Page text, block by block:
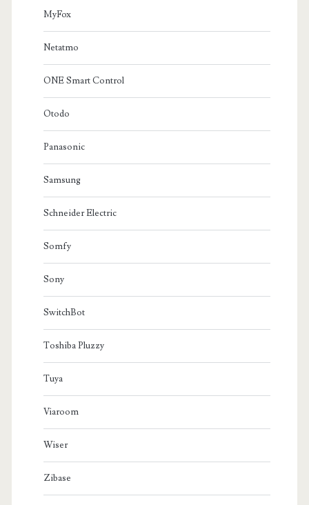
MyFox
Netatmo
ONE Smart Control
Otodo
Panasonic
Samsung
Schneider Electric
Somfy
Sony
SwitchBot
Toshiba Pluzzy
Tuya
Viaroom
Wiser
Zibase